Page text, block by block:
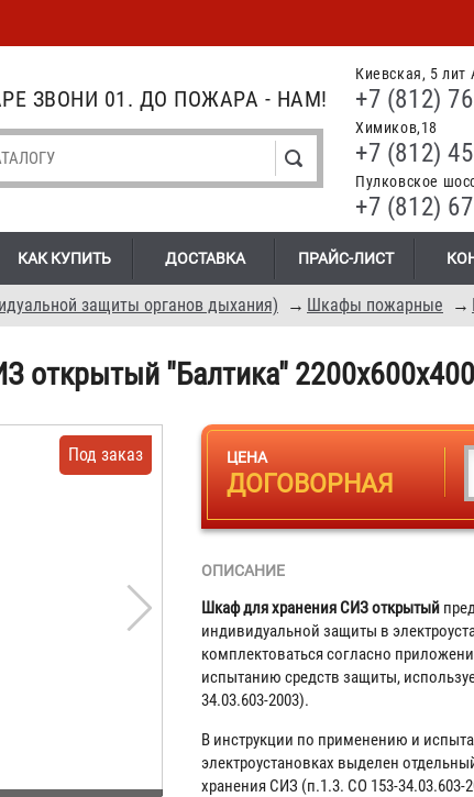
Киевская, 5 лит
+7 (812)
Химиков,18
+7 (812)
Пулковское
+7 (812)
ЗВОНИ 01. ДО ПОЖАРА - НАМ!
КАК КУПИТЬ ДОСТАВКА ПРАЙС-ЛИСТ
защиты органов дыхания) → Шкафы пожарные →
открытый "Балтика" 2200х600x400
Под заказ ЦЕНА
ДОГОВОРНАЯ
ОПИСАНИЕ
Шкаф для хранения СИЗ открытый
индивидуальной защиты в
комплектоваться согласно
испытанию средств защиты,
34.03.603-2003).
В инструкции по применению и
электроустановках выделен
хранения СИЗ (п.1.3. СО 153-